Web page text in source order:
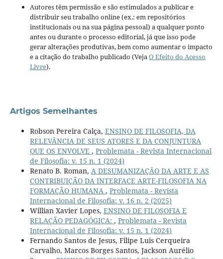
Autores têm permissão e são estimulados a publicar e
distribuir seu trabalho online (ex.: em repositórios
institucionais ou na sua página pessoal) a qualquer ponto
antes ou durante o processo editorial, já que isso pode
gerar alterações produtivas, bem como aumentar o impacto
e a citação do trabalho publicado (VejaO Efeito do Acesso
Livre).
Artigos Semelhantes
Robson Pereira Calça, ENSINO DE FILOSOFIA, DA
RELEVÂNCIA DE SEUS ATORES E DA CONJUNTURA
QUE OS ENVOLVE , Problemata - Revista Internacional
de Filosofia: v. 15 n. 1 (2024)
Renato B. Roman, A DESUMANIZAÇÂO DA ARTE E AS
CONTRIBUIÇÃO DA INTERFACE ARTE-FILOSOFIA NA
FORMAÇÃO HUMANA , Problemata - Revista
Internacional de Filosofia: v. 16 n. 2 (2025)
Willian Xavier Lopes, ENSINO DE FILOSOFIA E
RELAÇÃO PEDAGÓGICA: , Problemata - Revista
Internacional de Filosofia: v. 15 n. 1 (2024)
Fernando Santos de Jesus, Filipe Luis Cerqueira
Carvalho, Marcos Borges Santos, Jackson Aurélio